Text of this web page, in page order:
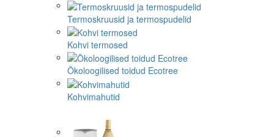
Termoskruusid ja termospudelid
Kohvi termosed
Ökoloogilised toidud Ecotree
Kohvimahutid